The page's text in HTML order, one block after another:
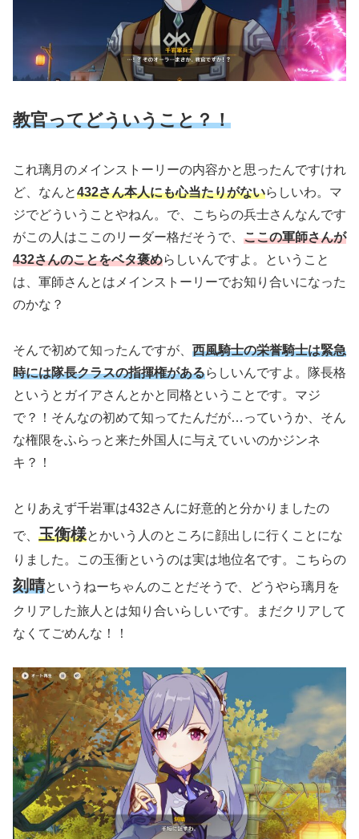
教官ってどういうこと？！
これ璃月のメインストーリーの内容かと思ったんですけれ
ど、なんと432さん本人にも心当たりがないらしいわ。マ
ジでどういうことやねん。で、こちらの兵士さんなんです
がこの人はここのリーダー格だそうで、 ここの軍師さんが
432さんのことをベタ褒めらしいんですよ。ということ
は、軍師さんとはメインストーリーでお知り合いになった
のかな？
そんで初めて知ったんですが、 西風騎士の栄誉騎士は緊急
時には隊長クラスの指揮権があるらしいんですよ。隊長格
というとガイアさんとかと同格ということです。マジ
で？！そんなの初めて知ってたんだが…っていうか、そん
な権限をふらっと来た外国人に与えていいのかジンネ
キ？！
とりあえず千岩軍は432さんに好意的と分かりましたの
で、 玉衡様とかいう人のところに顔出しに行くことにな
りました。この玉衝というのは実は地位名です。こちらの
刻晴というねーちゃんのことだそうで、どうやら璃月を
クリアした旅人とは知り合いらしいです。まだクリアして
なくてごめんな！！